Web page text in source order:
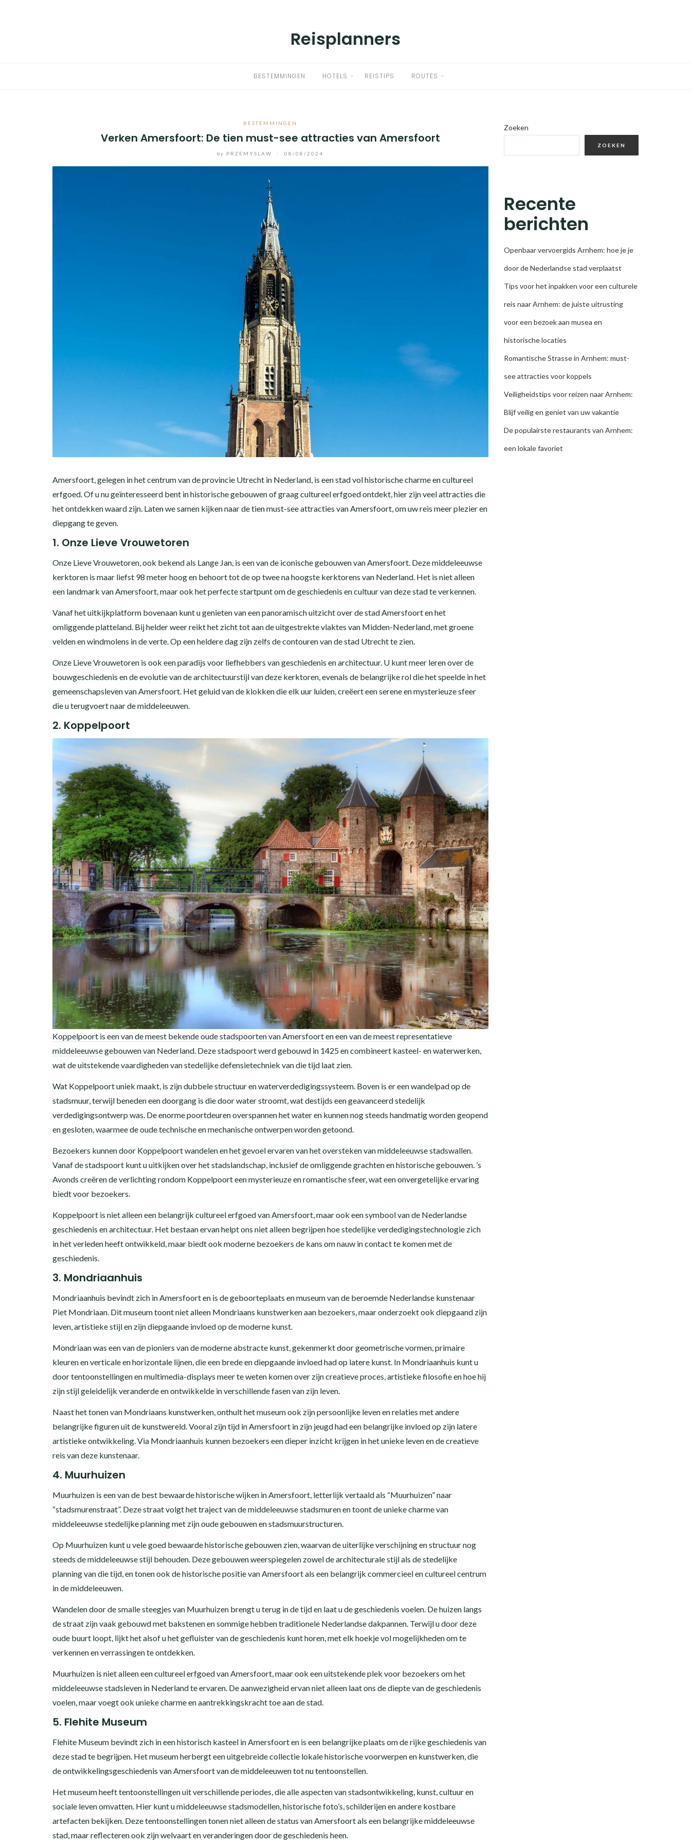
Reisplanners
BESTEMMINGEN HOTELS REISTIPS ROUTES
BESTEMMINGEN
Verken Amersfoort: De tien must-see attracties van Amersfoort
by PRZEMYSLAW 08/08/2024
Amersfoort, gelegen in het centrum van de provincie Utrecht in Nederland, is een stad vol historische charme en cultureel
erfgoed. Of u nu geïnteresseerd bent in historische gebouwen of graag cultureel erfgoed ontdekt, hier zijn veel attracties die
het ontdekken waard zijn. Laten we samen kijken naar de tien must-see attracties van Amersfoort, om uw reis meer plezier en
diepgang te geven.
1. Onze Lieve Vrouwetoren
Onze Lieve Vrouwetoren, ook bekend als Lange Jan, is een van de iconische gebouwen van Amersfoort. Deze middeleeuwse
kerktoren is maar liefst 98 meter hoog en behoort tot de op twee na hoogste kerktorens van Nederland. Het is niet alleen
een landmark van Amersfoort, maar ook het perfecte startpunt om de geschiedenis en cultuur van deze stad te verkennen.
Vanaf het uitkijkplatform bovenaan kunt u genieten van een panoramisch uitzicht over de stad Amersfoort en het
omliggende platteland. Bij helder weer reikt het zicht tot aan de uitgestrekte vlaktes van Midden-Nederland, met groene
velden en windmolens in de verte. Op een heldere dag zijn zelfs de contouren van de stad Utrecht te zien.
Onze Lieve Vrouwetoren is ook een paradijs voor liefhebbers van geschiedenis en architectuur. U kunt meer leren over de
bouwgeschiedenis en de evolutie van de architectuurstijl van deze kerktoren, evenals de belangrijke rol die het speelde in het
gemeenschapsleven van Amersfoort. Het geluid van de klokken die elk uur luiden, creëert een serene en mysterieuze sfeer
die u terugvoert naar de middeleeuwen.
2. Koppelpoort
Koppelpoort is een van de meest bekende oude stadspoorten van Amersfoort en een van de meest representatieve
middeleeuwse gebouwen van Nederland. Deze stadspoort werd gebouwd in 1425 en combineert kasteel- en waterwerken,
wat de uitstekende vaardigheden van stedelijke defensietechniek van die tijd laat zien.
Wat Koppelpoort uniek maakt, is zijn dubbele structuur en waterverdedigingssysteem. Boven is er een wandelpad op de
stadsmuur, terwijl beneden een doorgang is die door water stroomt, wat destijds een geavanceerd stedelijk
verdedigingsontwerp was. De enorme poortdeuren overspannen het water en kunnen nog steeds handmatig worden geopend
en gesloten, waarmee de oude technische en mechanische ontwerpen worden getoond.
Bezoekers kunnen door Koppelpoort wandelen en het gevoel ervaren van het oversteken van middeleeuwse stadswallen.
Vanaf de stadspoort kunt u uitkijken over het stadslandschap, inclusief de omliggende grachten en historische gebouwen. ’s
Avonds creëren de verlichting rondom Koppelpoort een mysterieuze en romantische sfeer, wat een onvergetelijke ervaring
biedt voor bezoekers.
Koppelpoort is niet alleen een belangrijk cultureel erfgoed van Amersfoort, maar ook een symbool van de Nederlandse
geschiedenis en architectuur. Het bestaan ervan helpt ons niet alleen begrijpen hoe stedelijke verdedigingstechnologie zich
in het verleden heeft ontwikkeld, maar biedt ook moderne bezoekers de kans om nauw in contact te komen met de
geschiedenis.
3. Mondriaanhuis
Mondriaanhuis bevindt zich in Amersfoort en is de geboorteplaats en museum van de beroemde Nederlandse kunstenaar
Piet Mondriaan. Dit museum toont niet alleen Mondriaans kunstwerken aan bezoekers, maar onderzoekt ook diepgaand zijn
leven, artistieke stijl en zijn diepgaande invloed op de moderne kunst.
Mondriaan was een van de pioniers van de moderne abstracte kunst, gekenmerkt door geometrische vormen, primaire
kleuren en verticale en horizontale lijnen, die een brede en diepgaande invloed had op latere kunst. In Mondriaanhuis kunt u
door tentoonstellingen en multimedia-displays meer te weten komen over zijn creatieve proces, artistieke filosofie en hoe hij
zijn stijl geleidelijk veranderde en ontwikkelde in verschillende fasen van zijn leven.
Naast het tonen van Mondriaans kunstwerken, onthult het museum ook zijn persoonlijke leven en relaties met andere
belangrijke figuren uit de kunstwereld. Vooral zijn tijd in Amersfoort in zijn jeugd had een belangrijke invloed op zijn latere
artistieke ontwikkeling. Via Mondriaanhuis kunnen bezoekers een dieper inzicht krijgen in het unieke leven en de creatieve
reis van deze kunstenaar.
4. Muurhuizen
Muurhuizen is een van de best bewaarde historische wijken in Amersfoort, letterlijk vertaald als “Muurhuizen” naar
“stadsmurenstraat”. Deze straat volgt het traject van de middeleeuwse stadsmuren en toont de unieke charme van
middeleeuwse stedelijke planning met zijn oude gebouwen en stadsmuurstructuren.
Op Muurhuizen kunt u vele goed bewaarde historische gebouwen zien, waarvan de uiterlijke verschijning en structuur nog
steeds de middeleeuwse stijl behouden. Deze gebouwen weerspiegelen zowel de architecturale stijl als de stedelijke
planning van die tijd, en tonen ook de historische positie van Amersfoort als een belangrijk commercieel en cultureel centrum
in de middeleeuwen.
Wandelen door de smalle steegjes van Muurhuizen brengt u terug in de tijd en laat u de geschiedenis voelen. De huizen langs
de straat zijn vaak gebouwd met bakstenen en sommige hebben traditionele Nederlandse dakpannen. Terwijl u door deze
oude buurt loopt, lijkt het alsof u het gefluister van de geschiedenis kunt horen, met elk hoekje vol mogelijkheden om te
verkennen en verrassingen te ontdekken.
Muurhuizen is niet alleen een cultureel erfgoed van Amersfoort, maar ook een uitstekende plek voor bezoekers om het
middeleeuwse stadsleven in Nederland te ervaren. De aanwezigheid ervan niet alleen laat ons de diepte van de geschiedenis
voelen, maar voegt ook unieke charme en aantrekkingskracht toe aan de stad.
5. Flehite Museum
Flehite Museum bevindt zich in een historisch kasteel in Amersfoort en is een belangrijke plaats om de rijke geschiedenis van
deze stad te begrijpen. Het museum herbergt een uitgebreide collectie lokale historische voorwerpen en kunstwerken, die
de ontwikkelingsgeschiedenis van Amersfoort van de middeleeuwen tot nu tentoonstellen.
Het museum heeft tentoonstellingen uit verschillende periodes, die alle aspecten van stadsontwikkeling, kunst, cultuur en
sociale leven omvatten. Hier kunt u middeleeuwse stadsmodellen, historische foto’s, schilderijen en andere kostbare
artefacten bekijken. Deze tentoonstellingen tonen niet alleen de status van Amersfoort als een belangrijke middeleeuwse
stad, maar reflecteren ook zijn welvaart en veranderingen door de geschiedenis heen.
Zoeken
ZOEKEN
Recente
berichten
Openbaar vervoergids Arnhem: hoe je je
door de Nederlandse stad verplaatst
Tips voor het inpakken voor een culturele
reis naar Arnhem: de juiste uitrusting
voor een bezoek aan musea en
historische locaties
Romantische Strasse in Arnhem: must-
see attracties voor koppels
Veiligheidstips voor reizen naar Arnhem:
Blijf veilig en geniet van uw vakantie
De populairste restaurants van Arnhem:
een lokale favoriet